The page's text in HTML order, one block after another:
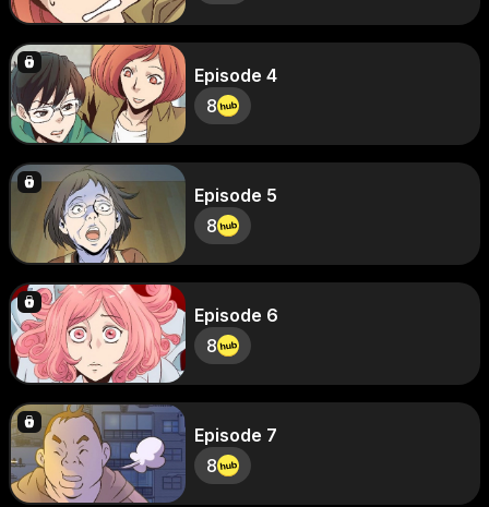
Episode 4
8
Episode 5
8
Episode 6
8
Episode 7
8